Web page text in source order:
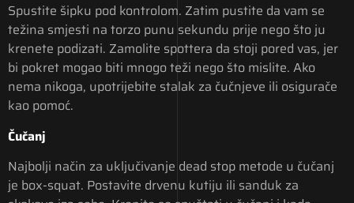
Spustite šipku pod kontrolom. Zatim pustite da vam se
težina smjesti na torzo punu sekundu prije nego što ju
krenete podizati. Zamolite spottera da stoji pored vas, jer
bi pokret mogao biti mnogo teži nego što mislite. Ako
nema nikoga, upotrijebite stalak za čučnjeve ili osigurače
kao pomoć.
Čučanj
Najbolji način za uključivanje dead stop metode u čučanj
je box-squat. Postavite drvenu kutiju ili sanduk za